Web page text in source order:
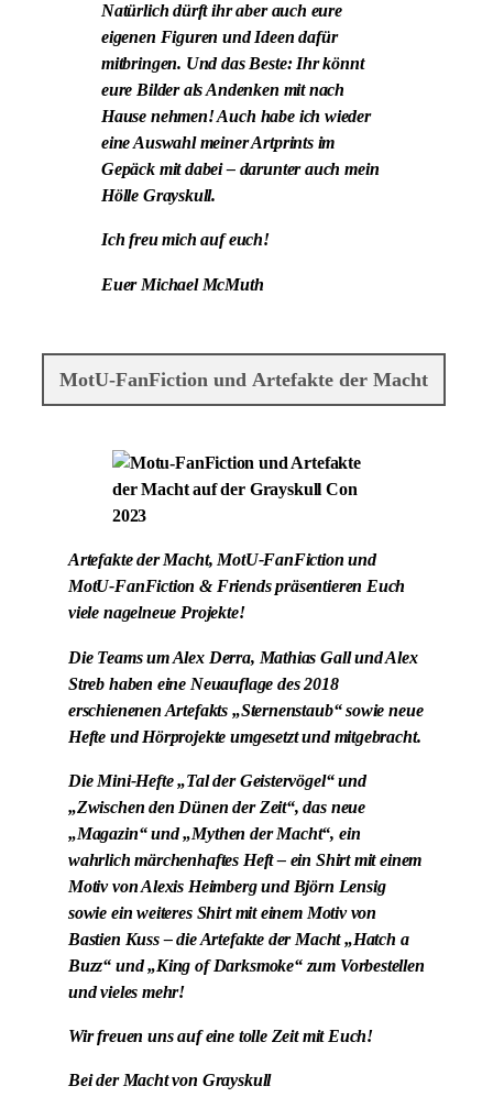
Natürlich dürft ihr aber auch eure
eigenen Figuren und Ideen dafür
mitbringen. Und das Beste: Ihr könnt
eure Bilder als Andenken mit nach
Hause nehmen! Auch habe ich wieder
eine Auswahl meiner Artprints im
Gepäck mit dabei – darunter auch mein
Hölle Grayskull.
Ich freu mich auf euch!
Euer Michael McMuth
MotU-FanFiction und Artefakte der Macht
Artefakte der Macht, MotU-FanFiction und
MotU-FanFiction & Friends präsentieren Euch
viele nagelneue Projekte!
Die Teams um Alex Derra, Mathias Gall und Alex
Streb haben eine Neuauflage des 2018
erschienenen Artefakts „Sternenstaub“ sowie neue
Hefte und Hörprojekte umgesetzt und mitgebracht.
Die Mini-Hefte „Tal der Geistervögel“ und
„Zwischen den Dünen der Zeit“, das neue
„Magazin“ und „Mythen der Macht“, ein
wahrlich märchenhaftes Heft – ein Shirt mit einem
Motiv von Alexis Heimberg und Björn Lensig
sowie ein weiteres Shirt mit einem Motiv von
Bastien Kuss – die Artefakte der Macht „Hatch a
Buzz“ und „King of Darksmoke“ zum Vorbestellen
und vieles mehr!
Wir freuen uns auf eine tolle Zeit mit Euch!
Bei der Macht von Grayskull